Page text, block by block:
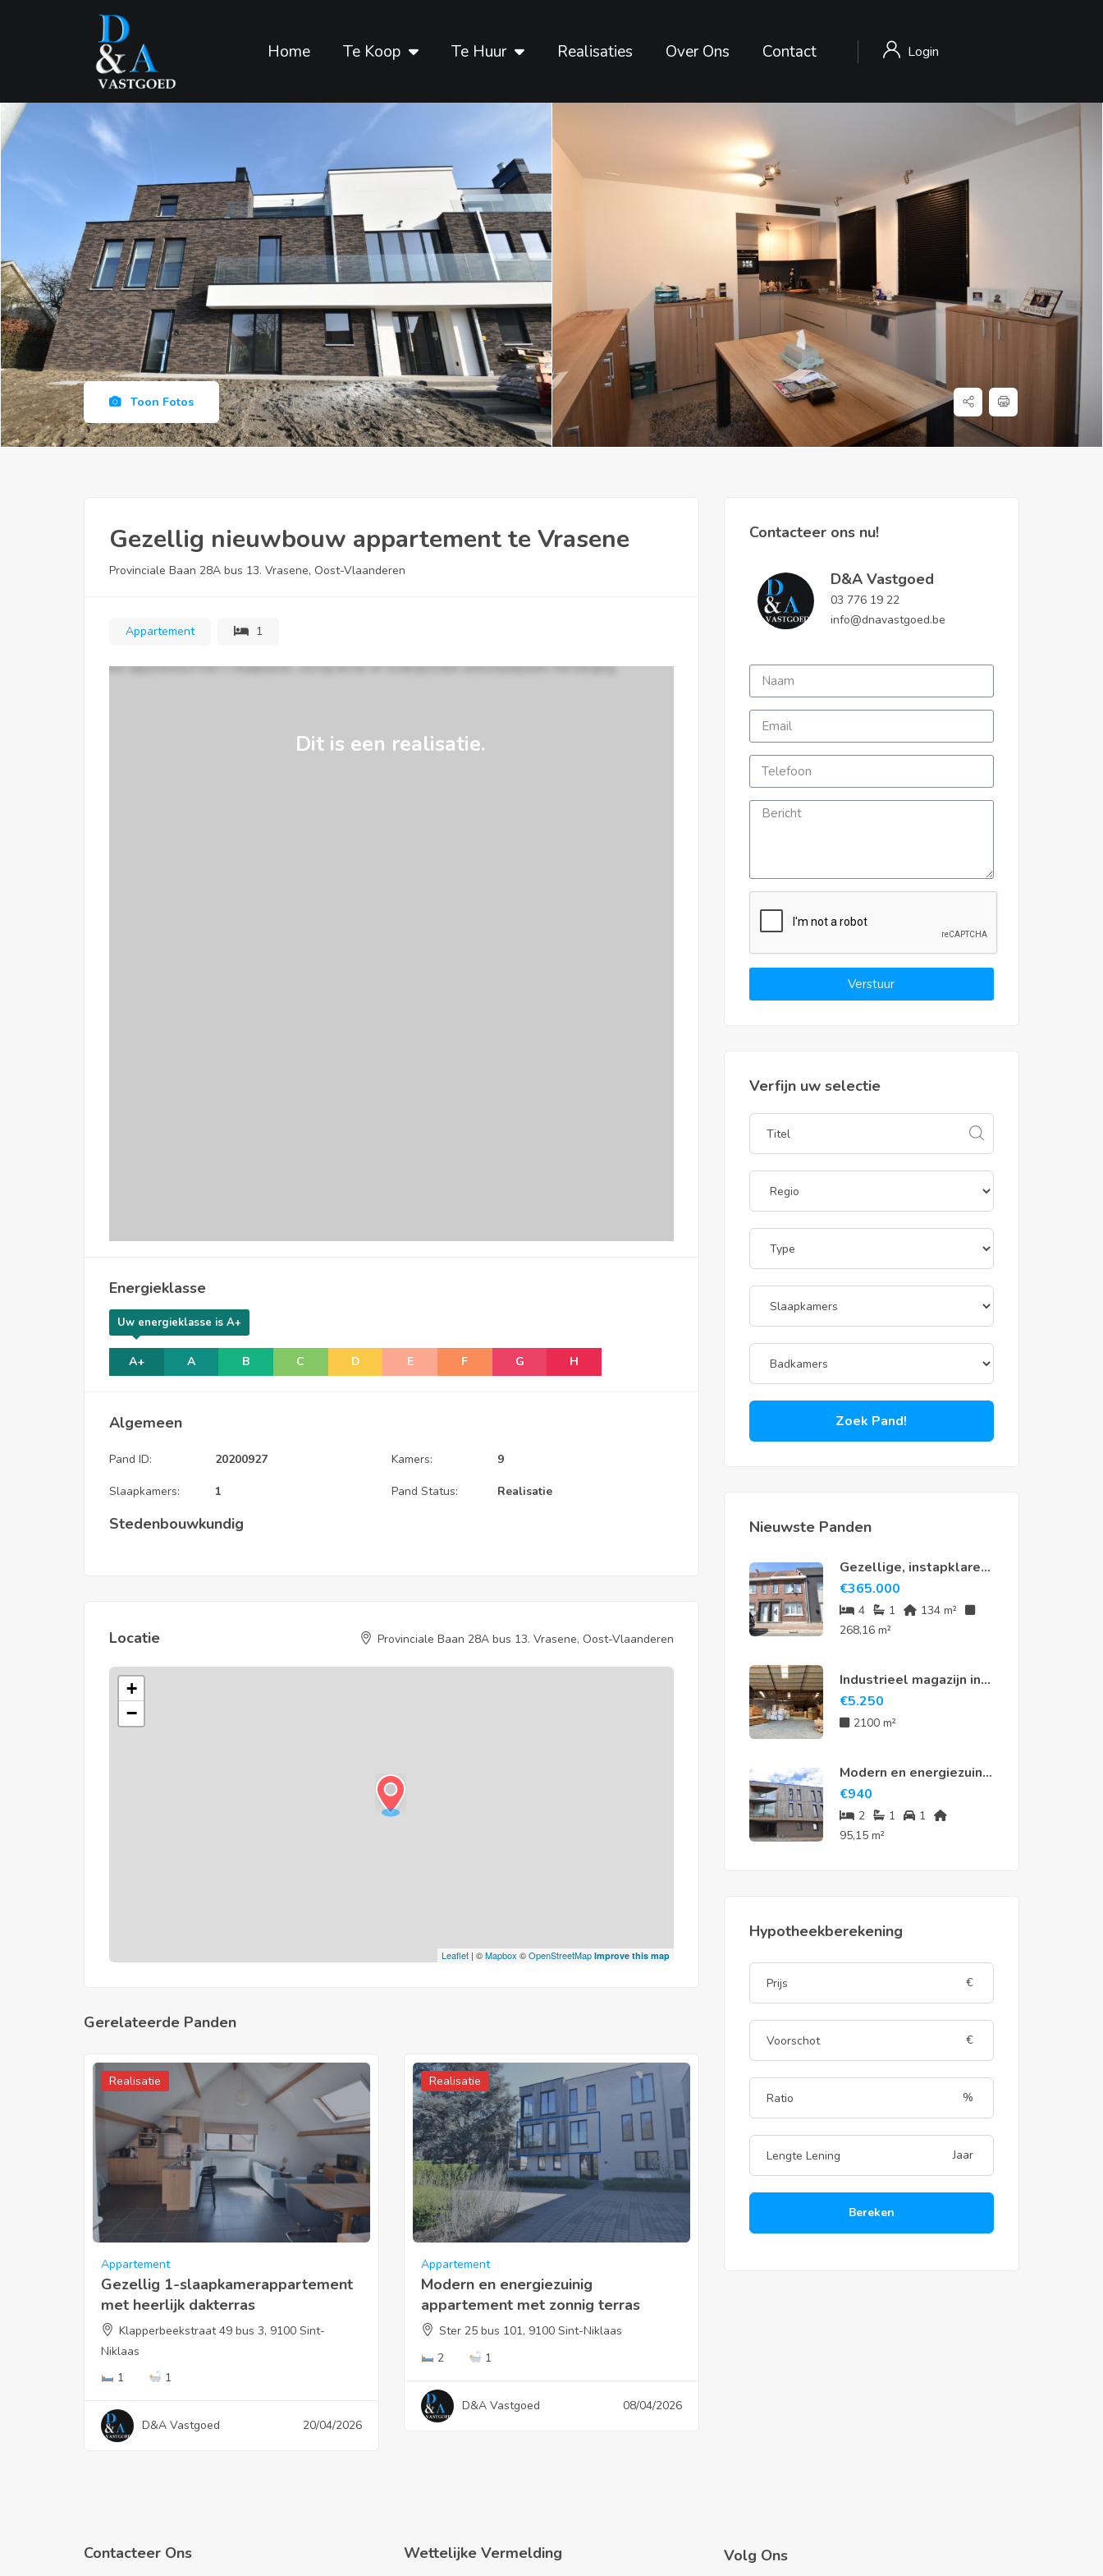
Home Te Koop Te Huur Realisaties Over Ons Contact Login
Toon Fotos
Gezellig nieuwbouw appartement te Vrasene
Provinciale Baan 28A bus 13. Vrasene, Oost-Vlaanderen
Appartement 1
Dit is een realisatie.
Mooi appartement met 1 slaapkamer, zonnig terras en ondergrondse autostaanplaats met berging.
Energieklasse
A+
Uw energieklasse is A+
A B C D E F G H
Algemeen
Pand ID: 20200927 Kamers: 9
Slaapkamers: 1 Pand Status: Realisatie
Stedenbouwkundig
Locatie Provinciale Baan 28A bus 13. Vrasene, Oost-Vlaanderen
+
−
Leaflet | ©Mapbox ©OpenStreetMap Improve this map
Gerelateerde Panden
Realisatie
Appartement
Gezellig 1-slaapkamerappartement
met heerlijk dakterras
Klapperbeekstraat 49 bus 3, 9100 Sint-
Niklaas
1
1
D&A Vastgoed 20/04/2026
Realisatie
Appartement
Modern en energiezuinig
appartement met zonnig terras
Ster 25 bus 101, 9100 Sint-Niklaas
2
1
D&A Vastgoed 08/04/2026
Contacteer ons nu!
D&A Vastgoed
03 776 19 22
info@dnavastgoed.be
Verstuur
Verfijn uw selectie
Zoek Pand!
Nieuwste Panden
Gezellige, instapklare
rijwoning met 4
slaapkamers en tuin in
hartje Meerdonk
€365.000
4 1
134 m²
268,16 m²
Industrieel magazijn in
Sint-Niklaas
€5.250
2100 m²
Modern en energiezuinig
appartement te huur in
hartje Nieuwkerken-
Waas
€940
2 1
1
95,15 m²
Hypotheekberekening
€
€
%
Jaar
Bereken
Contacteer Ons Wettelijke Vermelding Volg Ons